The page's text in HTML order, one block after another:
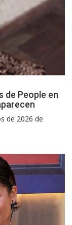
de People en
de 2026 de